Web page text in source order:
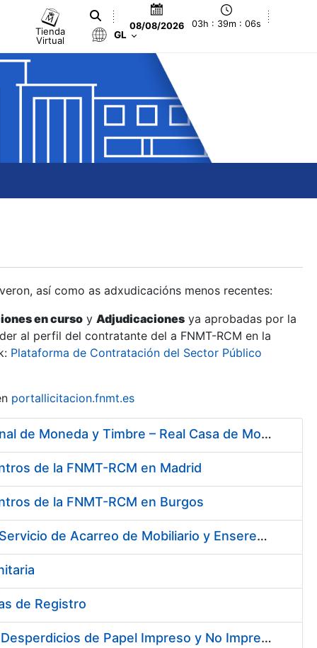
Tienda
Virtual
08/08/2026 03h : 39m : 07s
GL
así como as adxudicacións menos recentes:
en curso y Adjudicaciones ya aprobadas por la
al perfil del contratante del a FNMT-RCM en la
Plataforma de Contratación del Sector Público
portallicitacion.fnmt.es
Servicios de Limpieza, Acarreos y Jardinería para la Fábrica Nacional de Moneda y Timbre – Real Casa de Moneda
de la FNMT-RCM en Madrid
de la FNMT-RCM en Burgos
Servicios de Limpieza de diversas Áreas y Edificios de la Fábrica, Servicio de Acarreo de Mobiliario y Enseres y Mantenimiento de las Zonas Ajardinadas, para la Fábrica de Papel de Burgos de la Fábrica Nacional de Moneda y Timbre – Real Casa de Moneda
de Registro
Contratación de Enajenación y Retirada de Recortes Sobrantes y Desperdicios de Papel Impreso y No Impreso durante el año 2019